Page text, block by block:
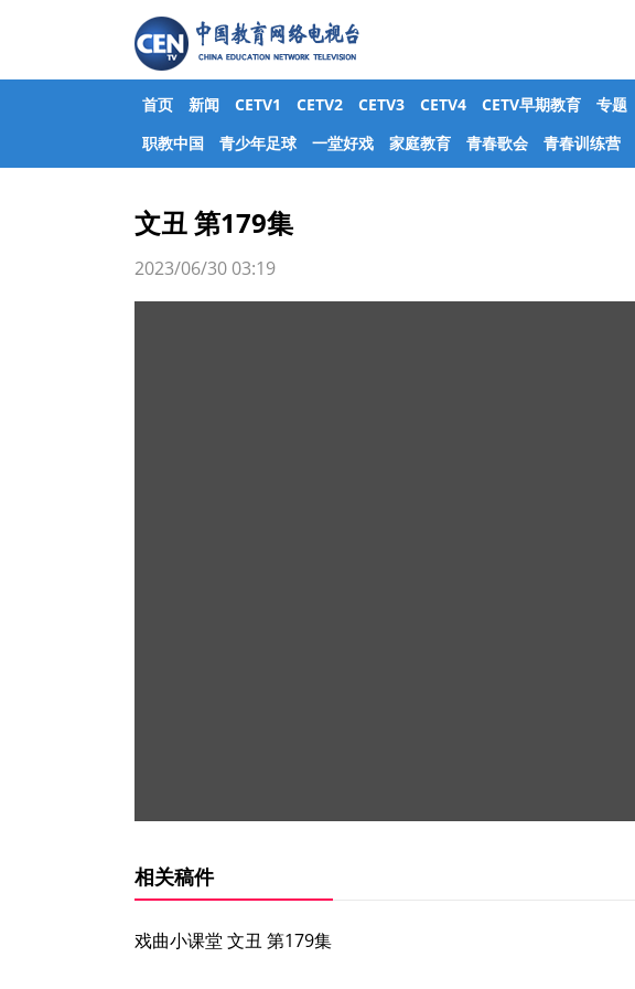
首页 新闻 CETV1 CETV2 CETV3 CETV4 CETV早期教育 专题
职教中国
青少年足球 一堂好戏 家庭教育 青春歌会 青春训练营
文丑 第179集
2023/06/30 03:19
相关稿件
戏曲小课堂 文丑 第179集